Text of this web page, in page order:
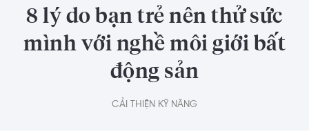
8 lý do bạn trẻ nên thử sức
mình với nghề môi giới bất
động sản
CẢI THIỆN KỸ NĂNG